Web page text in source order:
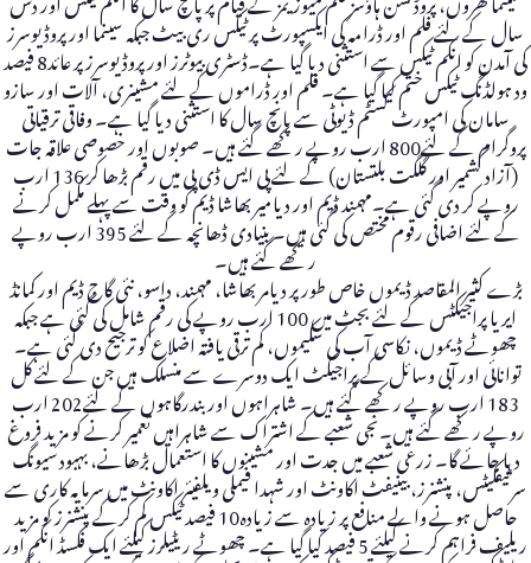
سال کے لئے فلم اور ڈرامہ کی ایکسپورٹ پر ٹیکس ری بیٹ جبکہ سینما اور پروڈیوسرز
کی آمدن کو انکم ٹیکس سے استثنی دیا گیا ہے۔ڈسٹری بیوٹرز اور پروڈیوسرز پر عائد8 فیصد
ود ہولڈنگ ٹیکس ختم کیا گیا ہے۔ فلم اور ڈراموں کے لئے مشینری، آلات اور سازو
سامان کی امپورٹ کسٹم ڈیوٹی سے پانچ سال کا استثنی دیا گیا ہے۔ وفاقی ترقیاتی
پروگرام کے لئے800 ارب روپے رکھے گئے ہیں۔ صوبوں اور خصوصی علاقہ جات
(آزاد کشمیر اور گلگت بلتستان) کے لئے پی ایس ڈی پی میں رقم بڑھا کر 136 ارب
روپے کر دی گئی ہے۔مہمند ڈیم اور دیامیر بھاشا ڈیم کو وقت سے پہلے مکمل کرنے
کے لئے اضافی رقوم مختص کی گئی ہیں۔ بنیادی ڈھانچہ کے لئے 395 ارب روپے
رکھے گئے ہیں۔
بڑے کثیر المقاصد ڈیموں خاص طور پر دیامر بھاشا، مہمند، داسو، نئی گاج ڈیم اور کمانڈ
ایریا پراجیکٹس کے لئے بجٹ میں 100 ارب روپے کی رقم شامل کی گئی ہے جبکہ
چھوٹے ڈیموں، نکاسی آب کی سکیموں، کم ترقی یافتہ اضلاع کو ترجیح دی گئی ہے۔
توانائی اور آبی وسائل کے پراجیکٹ ایک دوسرے سے منسلک ہیں جن کے لئے کل
183 ارب روپے رکھے گئے ہیں۔ شاہراہوں اور بندرگاہوں کے لئے202 ارب
روپے رکھے گئے ہیں۔نجی شعبے کے اشتراک سے شاہراہیں تعمیر کرنے کو مزید فروغ
دیا جائے گا۔ زرعی شعبے میں جدت اور مشینوں کا استعمال بڑھانے، بہبود سیونگ
سرٹیفکیٹس، پنشنرز، بینیفٹ اکاونٹ اور شہدا فیملی ویلفیئر اکاونٹ میں سرمایہ کاری سے
حاصل ہونے والے منافع پر زیادہ سے زیادہ10 فیصد ٹیکس کم کرکے پنشنرز کو مزید
ریلیف فراہم کرنے کیلئے 5 فیصد کیا گیا ہے۔ چھوٹے ریٹیلرز کیلئے ایک فکسڈ انکم اور